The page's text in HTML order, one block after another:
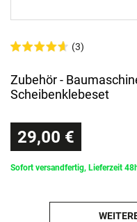
(3)
Zubehör -
Scheibenklebeset
29,00 €
Sofort versandfertig, Lieferzeit